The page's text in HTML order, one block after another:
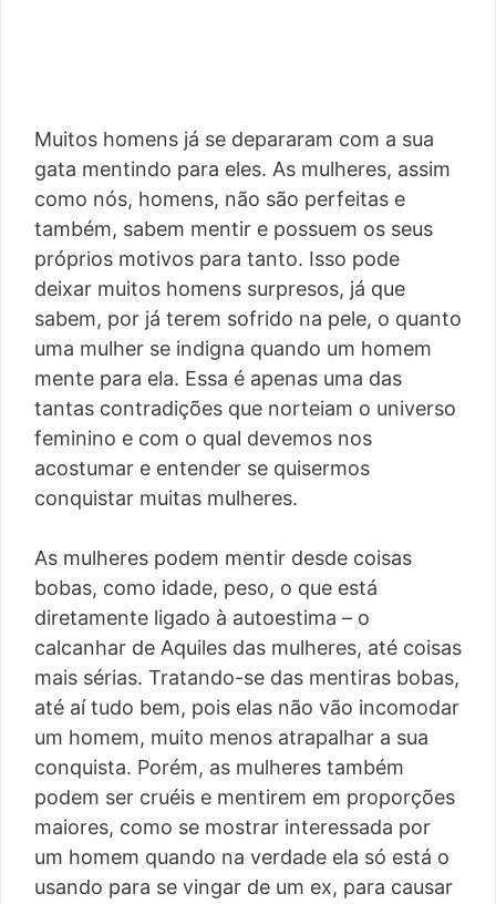
Muitos homens já se depararam com a sua
gata mentindo para eles. As mulheres, assim
como nós, homens, não são perfeitas e
também, sabem mentir e possuem os seus
próprios motivos para tanto. Isso pode
deixar muitos homens surpresos, já que
sabem, por já terem sofrido na pele, o quanto
uma mulher se indigna quando um homem
mente para ela. Essa é apenas uma das
tantas contradições que norteiam o universo
feminino e com o qual devemos nos
acostumar e entender se quisermos
conquistar muitas mulheres.
As mulheres podem mentir desde coisas
bobas, como idade, peso, o que está
diretamente ligado à autoestima – o
calcanhar de Aquiles das mulheres, até coisas
mais sérias. Tratando-se das mentiras bobas,
até aí tudo bem, pois elas não vão incomodar
um homem, muito menos atrapalhar a sua
conquista. Porém, as mulheres também
podem ser cruéis e mentirem em proporções
maiores, como se mostrar interessada por
um homem quando na verdade ela só está o
usando para se vingar de um ex, para causar